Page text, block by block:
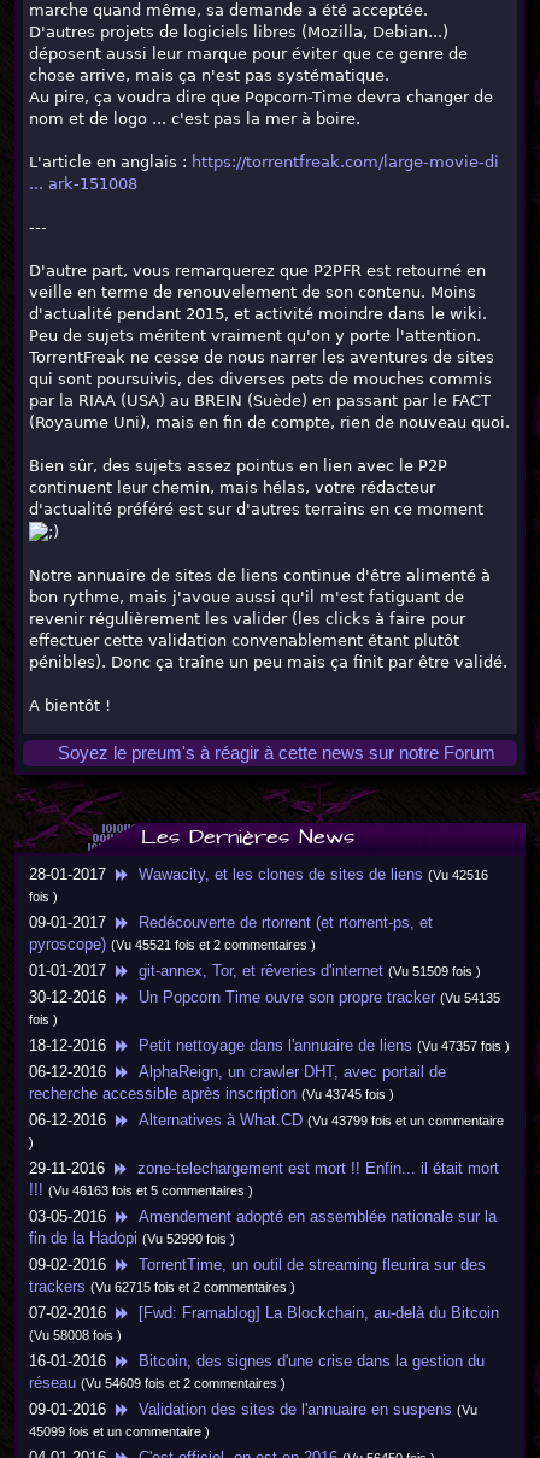
marche quand même, sa demande a été acceptée.
D'autres projets de logiciels libres (Mozilla, Debian...)
déposent aussi leur marque pour éviter que ce genre de
chose arrive, mais ça n'est pas systématique.
Au pire, ça voudra dire que Popcorn-Time devra changer de
nom et de logo ... c'est pas la mer à boire.
L'article en anglais : https://torrentfreak.com/large-movie-di
... ark-151008
---
D'autre part, vous remarquerez que P2PFR est retourné en
veille en terme de renouvelement de son contenu. Moins
d'actualité pendant 2015, et activité moindre dans le wiki.
Peu de sujets méritent vraiment qu'on y porte l'attention.
TorrentFreak ne cesse de nous narrer les aventures de sites
qui sont poursuivis, des diverses pets de mouches commis
par la RIAA (USA) au BREIN (Suède) en passant par le FACT
(Royaume Uni), mais en fin de compte, rien de nouveau quoi.
Bien sûr, des sujets assez pointus en lien avec le P2P
continuent leur chemin, mais hélas, votre rédacteur
d'actualité préféré est sur d'autres terrains en ce moment
Notre annuaire de sites de liens continue d'être alimenté à
bon rythme, mais j'avoue aussi qu'il m'est fatiguant de
revenir régulièrement les valider (les clicks à faire pour
effectuer cette validation convenablement étant plutôt
pénibles). Donc ça traîne un peu mais ça finit par être validé.
A bientôt !
Soyez le preum's à réagir à cette news sur notre Forum
Les Dernières News
28-01-2017 Wawacity, et les clones de sites de liens (Vu 42516
fois )
09-01-2017
Redécouverte de rtorrent (et rtorrent-ps, et
pyroscope) (Vu 45521 fois et 2 commentaires )
01-01-2017 git-annex, Tor, et rêveries d'internet (Vu 51509 fois )
30-12-2016 Un Popcorn Time ouvre son propre tracker (Vu 54135
fois )
18-12-2016 Petit nettoyage dans l'annuaire de liens (Vu 47357 fois )
06-12-2016
AlphaReign, un crawler DHT, avec portail de
recherche accessible après inscription (Vu 43745 fois )
06-12-2016 Alternatives à What.CD (Vu 43799 fois et un commentaire
)
29-11-2016
zone-telechargement est mort !! Enfin... il était mort
!!! (Vu 46163 fois et 5 commentaires )
03-05-2016
Amendement adopté en assemblée nationale sur la
fin de la Hadopi (Vu 52990 fois )
09-02-2016
TorrentTime, un outil de streaming fleurira sur des
trackers (Vu 62715 fois et 2 commentaires )
07-02-2016 [Fwd: Framablog] La Blockchain, au-delà du Bitcoin
(Vu 58008 fois )
16-01-2016
Bitcoin, des signes d'une crise dans la gestion du
réseau (Vu 54609 fois et 2 commentaires )
09-01-2016 Validation des sites de l'annuaire en suspens (Vu
45099 fois et un commentaire )